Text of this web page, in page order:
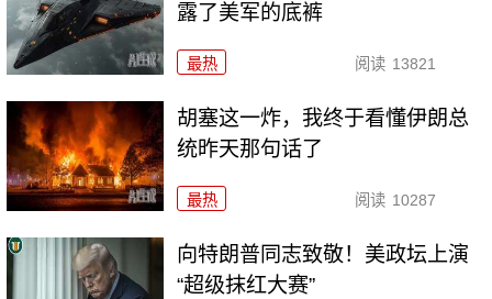
露了美军的底裤
最热 阅读 13821
胡塞这一炸，我终于看懂伊朗总
统昨天那句话了
最热 阅读 10287
向特朗普同志致敬！美政坛上演
“超级抹红大赛”